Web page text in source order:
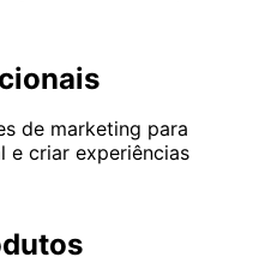
de marketing para
e criar experiências